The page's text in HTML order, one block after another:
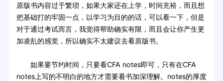
原版书内容过于繁琐，如果大家还在上学，时间充裕，而且想
把基础打的牢固一点，以学习为目的的话，可以看一下，但是
对于通过考试而言，我觉得帮助确实有限，而且会让你产生更
加凌乱的感觉，所以确实不太建议去看原版书。
如果要节约时间，只要看CFA notes即可，只有在CFA
notes上写的不明白的地方才需要看书加深理解。notes的厚度